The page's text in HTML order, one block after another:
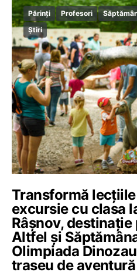
Părinți Profesori
Știri
Transformă
excursie cu clasa
Râșnov,
Altfel și
Olimpiada
traseu de